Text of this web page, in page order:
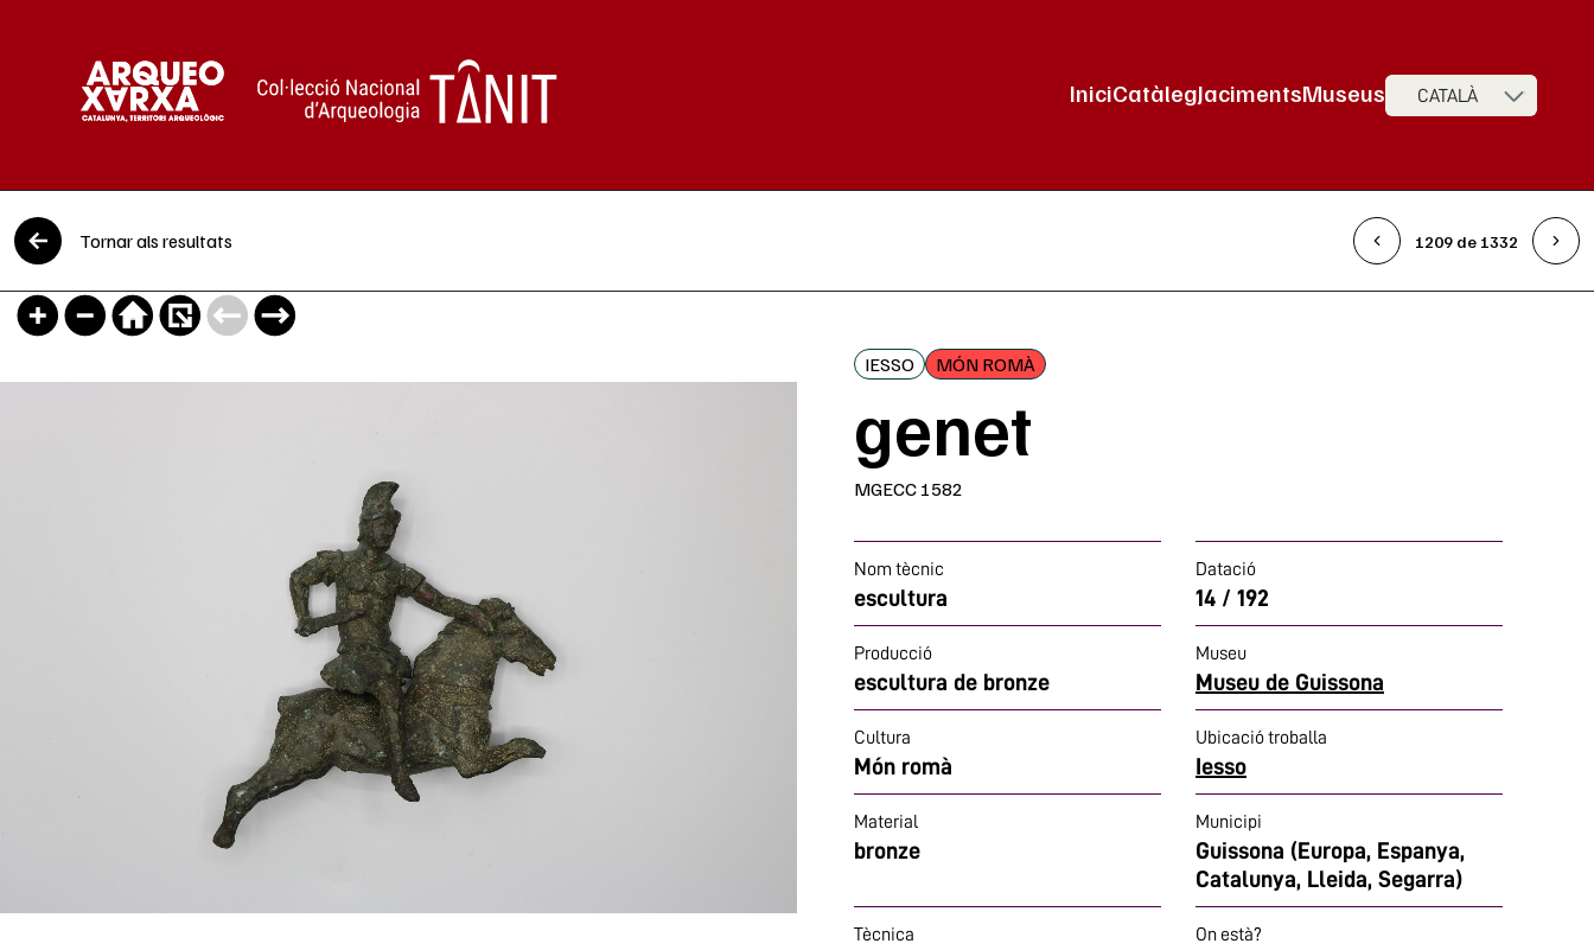
Vés al contingut
CATALÀ
Navegació principal
IniciCatàlegJacimentsMuseus
Tornar als resultats 1209 de 1332
IESSO MÓN ROMÀ
genet
MGECC 1582
Nom tècnic
escultura
Datació
14 / 192
Producció
escultura de bronze
Museu
Museu de Guissona
Cultura
Món romà
Ubicació troballa
Iesso
Material
bronze
Municipi
Guissona (Europa, Espanya,
Catalunya, Lleida, Segarra)
Tècnica On està?